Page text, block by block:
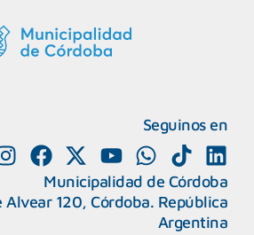
Seguinos en
Municipalidad de Córdoba
Alvear 120, Córdoba. República
Argentina